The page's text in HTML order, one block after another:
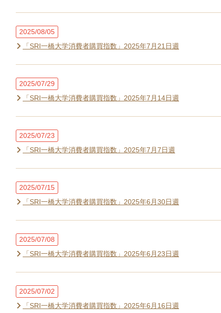
2025/08/05
「SRI一橋大学消費者購買指数」2025年7月21日週
2025/07/29
「SRI一橋大学消費者購買指数」2025年7月14日週
2025/07/23
「SRI一橋大学消費者購買指数」2025年7月7日週
2025/07/15
「SRI一橋大学消費者購買指数」2025年6月30日週
2025/07/08
「SRI一橋大学消費者購買指数」2025年6月23日週
2025/07/02
「SRI一橋大学消費者購買指数」2025年6月16日週